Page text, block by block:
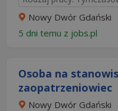
Nowy Dwór Gdański
5 dni temu z jobs.pl
Osoba na
zaopatrzeniowiec
Nowy Dwór Gdański